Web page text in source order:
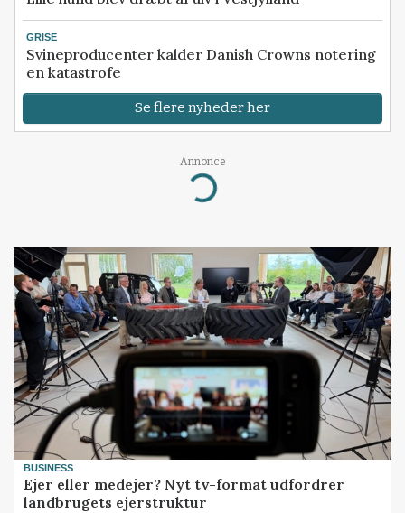
GRISE
Svineproducenter kalder Danish Crowns notering
en katastrofe
Se flere nyheder her
Annonce
Loading...
BUSINESS
Ejer eller medejer? Nyt tv-format udfordrer
landbrugets ejerstruktur